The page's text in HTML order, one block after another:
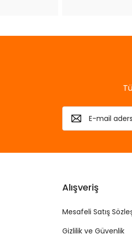
Alışveriş
Mesafeli Satış
Gizlilik ve Güvenlik